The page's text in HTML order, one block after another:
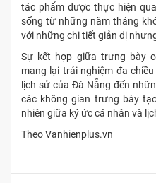
tác phẩm được thực hiện
sống từ những năm tháng
với những chi tiết giản dị
Sự kết hợp giữa trưng bày
mang lại trải nghiệm đa
lịch sử của Đà Nẵng đến
các không gian trưng bày
nhiên giữa ký ức cá nhân và
Theo Vanhienplus.vn